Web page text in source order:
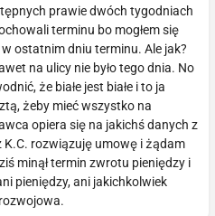
prawie dwóch tygodniach
terminu bo mogłem się
ostatnim dniu terminu. Ale jak?
na ulicy nie było tego dnia. No
że białe jest białe i to ja
żeby mieć wszystko na
opiera się na jakichś danych z
K.C. rozwiązuję umowę i żądam
minął termin zwrotu pieniędzy i
pieniędzy, ani jakichkolwiek